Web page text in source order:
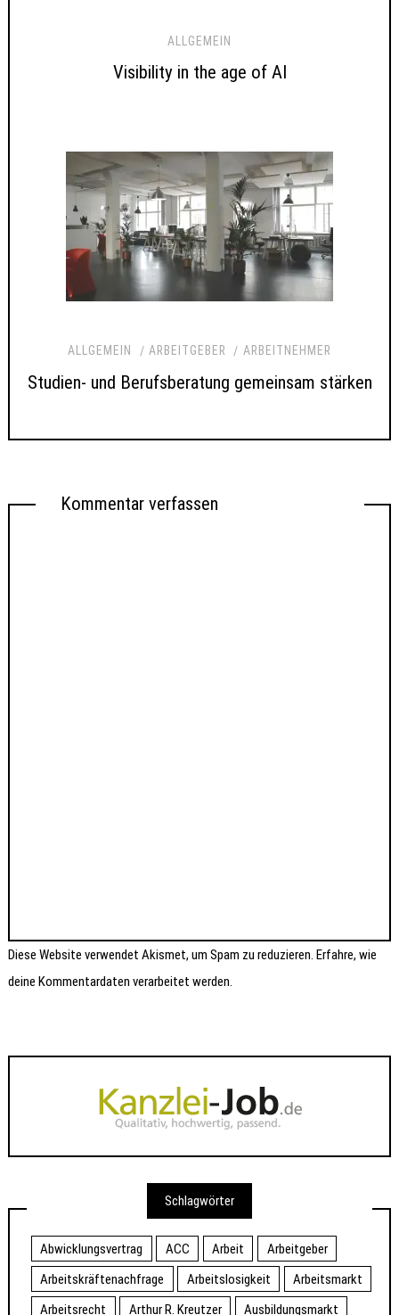
ALLGEMEIN
Visibility in the age of AI
ALLGEMEIN ARBEITGEBER ARBEITNEHMER
Studien- und Berufsberatung gemeinsam stärken
Kommentar verfassen
Diese Website verwendet Akismet, um Spam zu reduzieren.Erfahre, wie
deine Kommentardaten verarbeitet werden.
Schlagwörter
Abwicklungsvertrag ACC Arbeit
Arbeitgeber
Arbeitskräftenachfrage
Arbeitslosigkeit
Arbeitsmarkt
Arbeitsrecht
Arthur R. Kreutzer Ausbildungsmarkt